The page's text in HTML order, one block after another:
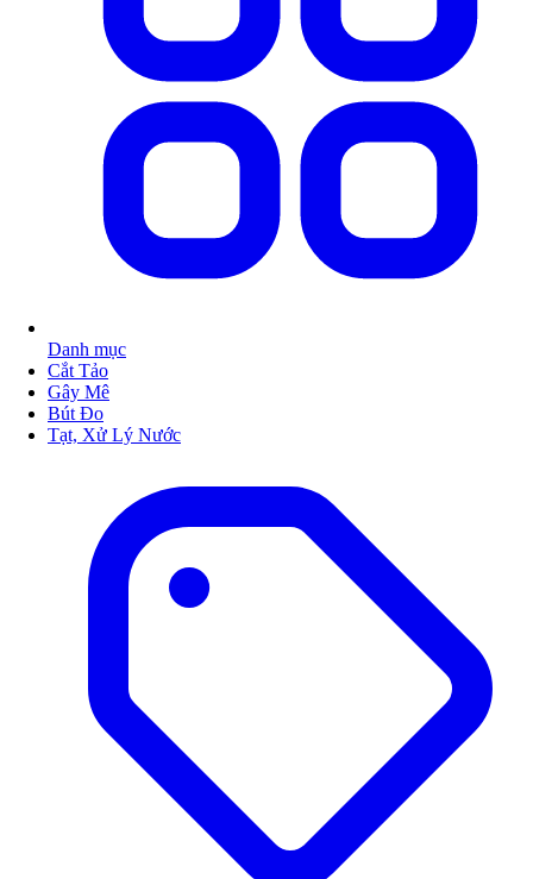
Danh mục
Cắt Tảo
Gây Mê
Bút Đo
Tạt, Xử Lý Nước